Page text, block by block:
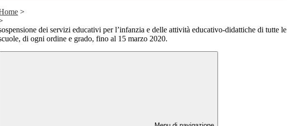
>
dei servizi educativi per l’infanzia e delle attività educativo-didattiche di tutte le
di ogni ordine e grado, fino al 15 marzo 2020.